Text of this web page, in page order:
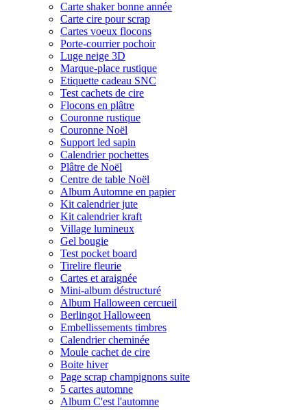
Carte shaker bonne année
Carte cire pour scrap
Cartes voeux flocons
Porte-courrier pochoir
Luge neige 3D
Marque-place rustique
Etiquette cadeau SNC
Test cachets de cire
Flocons en plâtre
Couronne rustique
Couronne Noël
Support led sapin
Calendrier pochettes
Plâtre de Noël
Centre de table Noël
Album Automne en papier
Kit calendrier jute
Kit calendrier kraft
Village lumineux
Gel bougie
Test pocket board
Tirelire fleurie
Cartes et araignée
Mini-album déstructuré
Album Halloween cercueil
Berlingot Halloween
Embellissements timbres
Calendrier cheminée
Moule cachet de cire
Boite hiver
Page scrap champignons suite
5 cartes automne
Album C'est l'automne